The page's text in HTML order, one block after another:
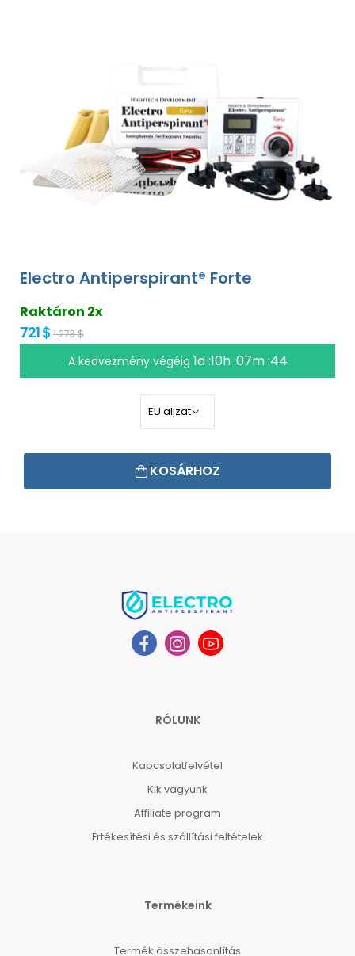
Electro Antiperspirant® Forte
Raktáron 2x
721 $ 1 273 $
A kedvezmény végéig1d :10h :07m :43
KOSÁRHOZ
RÓLUNK
Kapcsolatfelvétel
Kik vagyunk
Affiliate program
Értékesítési és szállítási feltételek
Termékeink
Termék összehasonlítás